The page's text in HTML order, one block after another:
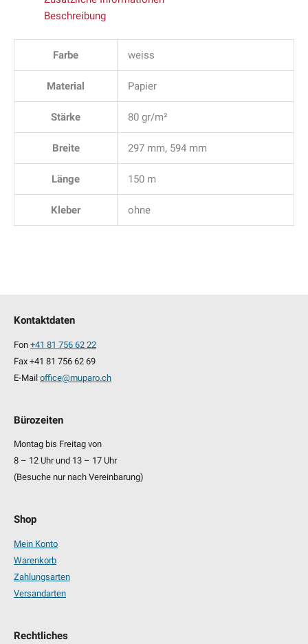
Beschreibung
Farbe weiss
Material Papier
Stärke 80 gr/m²
Breite 297 mm, 594 mm
Länge 150 m
Kleber ohne
Kontaktdaten
Fon +41 81 756 62 22
Fax +41 81 756 62 69
E-Mail office@muparo.ch
Bürozeiten
Montag bis Freitag von
8 – 12 Uhr und 13 – 17 Uhr
(Besuche nur nach Vereinbarung)
Shop
Mein Konto
Warenkorb
Zahlungsarten
Versandarten
Rechtliches